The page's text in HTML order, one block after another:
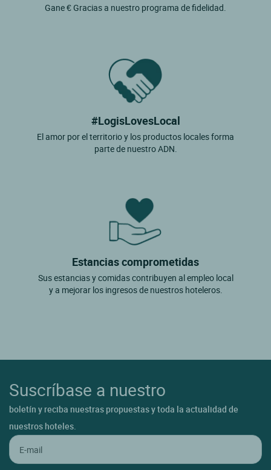
Gane € Gracias a nuestro programa de fidelidad.
#LogisLovesLocal
El amor por el territorio y los productos locales forma
parte de nuestro ADN.
Estancias comprometidas
Sus estancias y comidas contribuyen al empleo local
y a mejorar los ingresos de nuestros hoteleros.
Suscríbase a nuestro
boletín y reciba nuestras propuestas y toda la actualidad de
nuestros hoteles.